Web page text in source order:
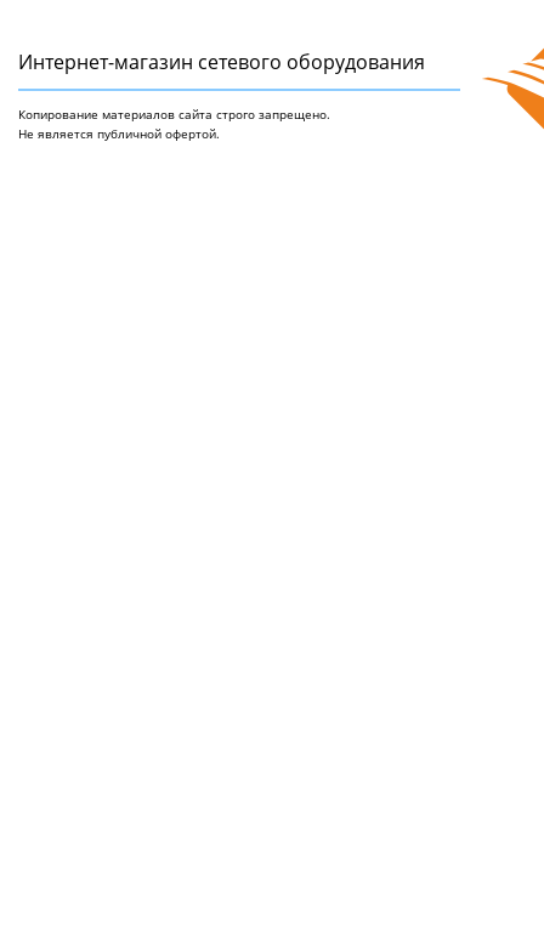
Интернет-магазин сетeвого оборудования
Копирование материалов сайта строго запрещено.
Не является публичной офертой.